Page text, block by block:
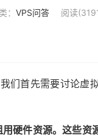
： VPS问答 阅读
们首先需要讨论虚
用硬件资源。这些资